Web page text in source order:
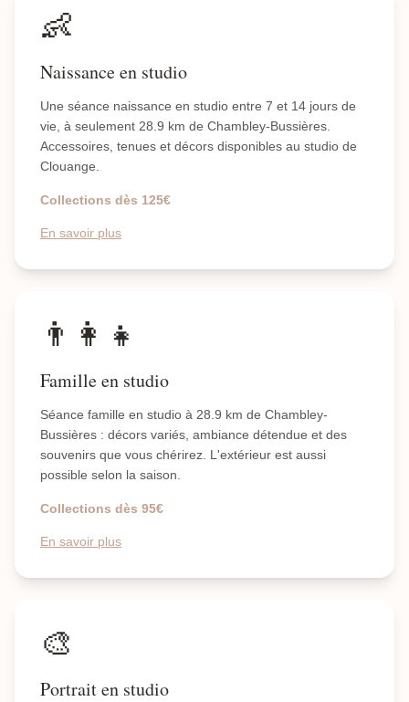
👶
Naissance en studio
Une séance naissance en studio entre 7 et 14 jours de
vie, à seulement 28.9 km de Chambley-Bussières.
Accessoires, tenues et décors disponibles au studio de
Clouange.
Collections dès 125€
En savoir plus
👨‍👩‍👧
Famille en studio
Séance famille en studio à 28.9 km de Chambley-
Bussières : décors variés, ambiance détendue et des
souvenirs que vous chérirez. L'extérieur est aussi
possible selon la saison.
Collections dès 95€
En savoir plus
🎨
Portrait en studio